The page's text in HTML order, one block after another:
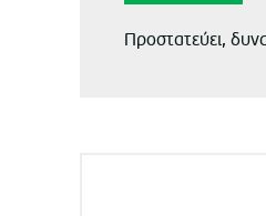
Προστατεύει,